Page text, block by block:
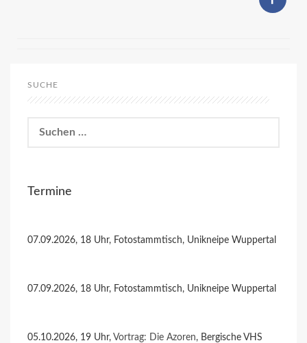
SUCHE
nach:
Termine
07.09.2026, 18 Uhr, Fotostammtisch, Unikneipe Wuppertal
07.09.2026, 18 Uhr, Fotostammtisch, Unikneipe Wuppertal
05.10.2026, 19 Uhr, Vortrag: Die Azoren, Bergische VHS